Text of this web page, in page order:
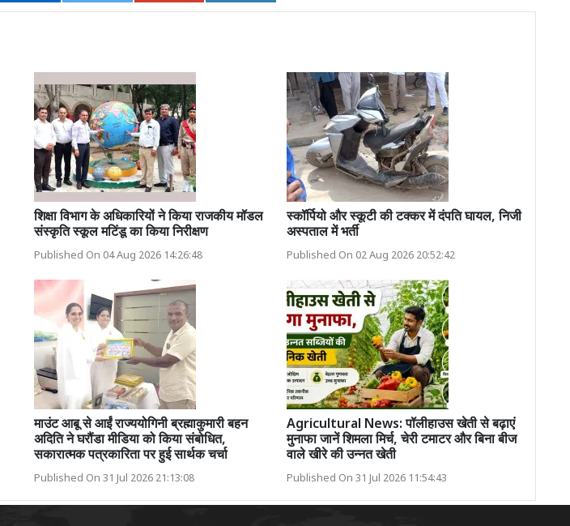
शिक्षा विभाग के अधिकारियों ने किया राजकीय मॉडल
संस्कृति स्कूल मटिंडू का किया निरीक्षण
Published On 04 Aug 2026 14:26:48
स्कॉर्पियो और स्कूटी की टक्कर में दंपति घायल, निजी
अस्पताल में भर्ती
Published On 02 Aug 2026 20:52:42
माउंट आबू से आईं राज्ययोगिनी ब्रह्माकुमारी बहन
अदिति ने घरौंडा मीडिया को किया संबोधित,
सकारात्मक पत्रकारिता पर हुई सार्थक चर्चा
Published On 31 Jul 2026 21:13:08
Agricultural News: पॉलीहाउस खेती से बढ़ाएं
मुनाफा जानें शिमला मिर्च, चेरी टमाटर और बिना बीज
वाले खीरे की उन्नत खेती
Published On 31 Jul 2026 11:54:43